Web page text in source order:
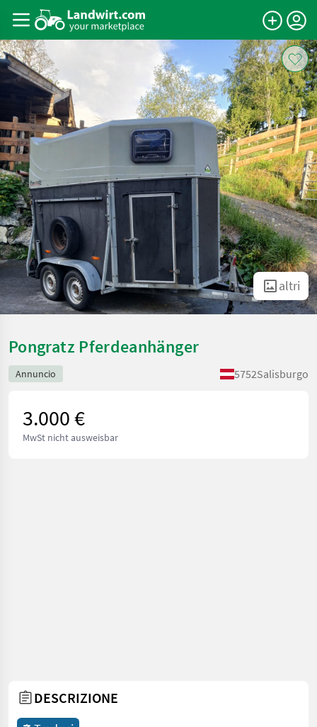
altri
Pongratz Pferdeanhänger
Annuncio 5752Salisburgo
3.000 €
MwSt nicht ausweisbar
DESCRIZIONE